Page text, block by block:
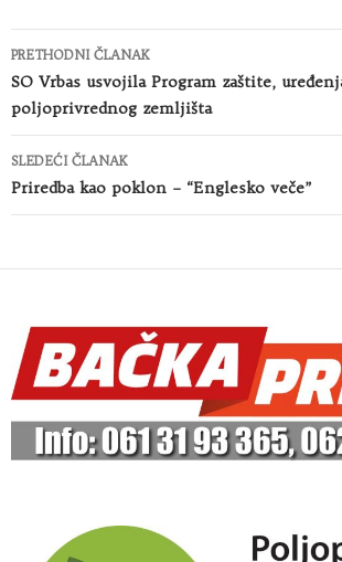
Kretanje
članaka
PRETHODNI ČLANAK
SO Vrbas usvojila Program zaštite,
poljoprivrednog zemljišta
SLEDEĆI ČLANAK
Priredba kao poklon – “Englesko veče”